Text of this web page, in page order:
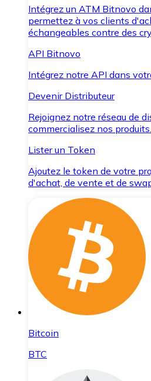
Intégrez un ATM Bitnovo
permettez à vos clients
échangeables contre des
API Bitnovo
Intégrez notre API dans
Devenir Distributeur
Rejoignez notre réseau de
commercialisez nos produits.
Lister un Token
Ajoutez le token de votre
d'achat, de vente et de
Bitcoin
BTC